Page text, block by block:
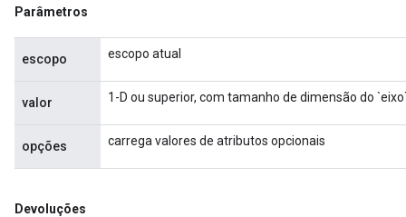
Parâmetros
escopo escopo atual
valor 1-D ou superior, com tamanho de dimensão do
opções carrega valores de atributos opcionais
Devoluções